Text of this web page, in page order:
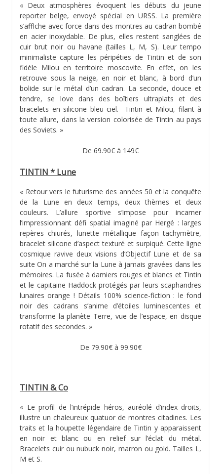
« Deux atmosphères évoquent les débuts du jeune
reporter belge, envoyé spécial en URSS. La première
s’afflche avec force dans des montres au cadran bombé
en acier inoxydable. De plus, elles restent sanglées de
cuir brut noir ou havane (tailles L, M, S). Leur tempo
minimaliste capture les péripéties de Tintin et de son
fidèle Milou en territoire moscovite. En effet, on les
retrouve sous la neige, en noir et blanc, à bord d’un
bolide sur le métal d’un cadran. La seconde, douce et
tendre, se love dans des boîtiers ultraplats et des
bracelets en silicone bleu ciel. Tintin et Milou, filant à
toute allure, dans la version colorisée de Tintin au pays
des Soviets. »
De 69.90€ à 149€
TINTIN * Lune
« Retour vers le futurisme des années 50 et la conquête
de la Lune en deux temps, deux thèmes et deux
couleurs. L’allure sportive s’impose pour incarner
l’impressionnant défi spatial imaginé par Hergé : larges
repères chiurés, lunette métallique façon tachymètre,
bracelet silicone d’aspect texturé et surpiqué. Cette ligne
cosmique ravive deux visions d’Objectif Lune et de sa
suite On a marché sur la Lune à jamais gravées dans les
mémoires. La fusée à damiers rouges et blancs et Tintin
et le capitaine Haddock protégés par leurs scaphandres
lunaires orange ! Détails 100% science-fiction : le fond
noir des cadrans s’anime d’étoiles luminescentes et
transforme la planète Terre, vue de l’espace, en disque
rotatif des secondes. »
De 79.90€ à 99.90€
TINTIN & Co
« Le profil de l’intrépide héros, auréolé d’index droits,
illustre un chaleureux quatuor de montres citadines. Les
traits et la houpette légendaire de Tintin y apparaissent
en noir et blanc ou en relief sur l’éclat du métal.
Bracelets cuir ou nubuck noir, marron ou gold. Tailles L,
M et S.